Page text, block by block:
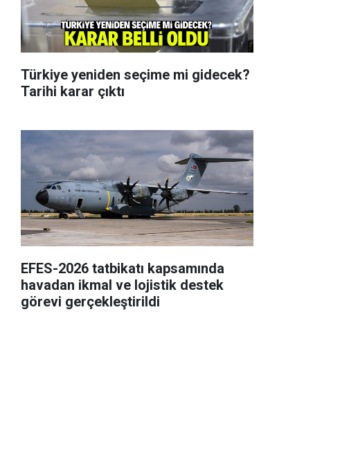
Türkiye yeniden seçime mi gidecek?
Tarihi karar çıktı
EFES-2026 tatbikatı kapsamında
havadan ikmal ve lojistik destek
görevi gerçekleştirildi